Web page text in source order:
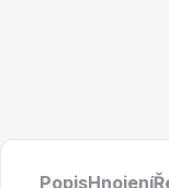
PopisHnojení